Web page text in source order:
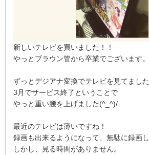
新しいテレビを買いました！！
やっとブラウン管から卒業でございます。
ずっとデジアナ変換でテレビを見てまし
3月でサービス終了ということで
やっと重い腰を上げました(^_^)/
最近のテレビは薄いですね！
録画も出来るようになって、無駄に録画し
しかし、見る時間がありません。